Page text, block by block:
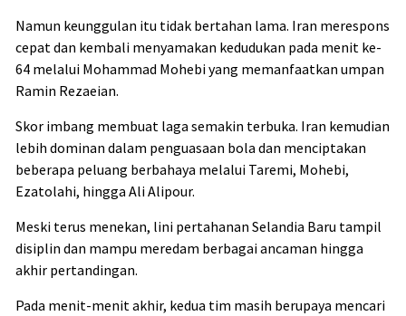
Namun keunggulan itu tidak bertahan lama. Iran merespons
cepat dan kembali menyamakan kedudukan pada menit ke-
64 melalui Mohammad Mohebi yang memanfaatkan umpan
Ramin Rezaeian.
Skor imbang membuat laga semakin terbuka. Iran kemudian
lebih dominan dalam penguasaan bola dan menciptakan
beberapa peluang berbahaya melalui Taremi, Mohebi,
Ezatolahi, hingga Ali Alipour.
Meski terus menekan, lini pertahanan Selandia Baru tampil
disiplin dan mampu meredam berbagai ancaman hingga
akhir pertandingan.
Pada menit-menit akhir, kedua tim masih berupaya mencari